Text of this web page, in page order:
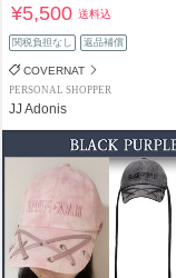
¥5,500送料込
関税負担なし 返品補償
COVERNAT
PERSONAL SHOPPER
JJ Adonis